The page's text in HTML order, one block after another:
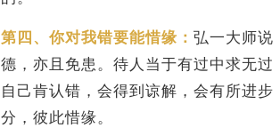
第四、你对我错要能惜缘： 弘一大师说
德，亦且免患。待人当于有过中求无过
自己肯认错，会得到谅解，会有所进
分，彼此惜缘。